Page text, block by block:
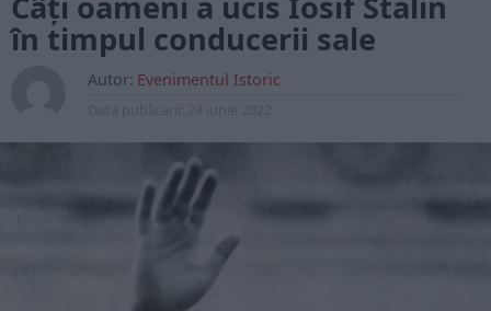
în timpul conducerii sale
Autor: Evenimentul Istoric